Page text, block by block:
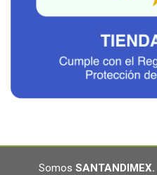
Somos SANTANDIMEX.